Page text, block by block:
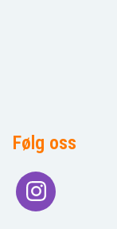
Følg oss